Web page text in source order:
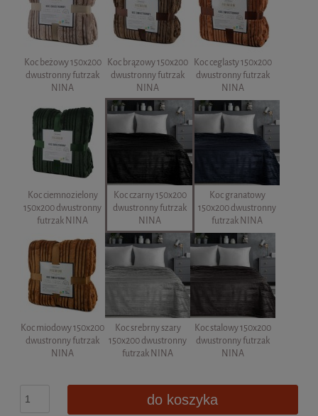
Koc beżowy 150x200
dwustronny futrzak
NINA
Koc brązowy 150x200
dwustronny futrzak
NINA
Koc ceglasty 150x200
dwustronny futrzak
NINA
Koc ciemnozielony
150x200 dwustronny
futrzak NINA
Koc czarny 150x200
dwustronny futrzak
NINA
Koc granatowy
150x200 dwustronny
futrzak NINA
Koc miodowy 150x200
dwustronny futrzak
NINA
Koc srebrny szary
150x200 dwustronny
futrzak NINA
Koc stalowy 150x200
dwustronny futrzak
NINA
do koszyka